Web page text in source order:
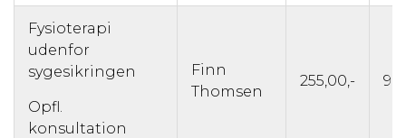
Fysioterapi
udenfor
sygesikringen
Opfl.
konsultation
Finn
Thomsen
255,00,-